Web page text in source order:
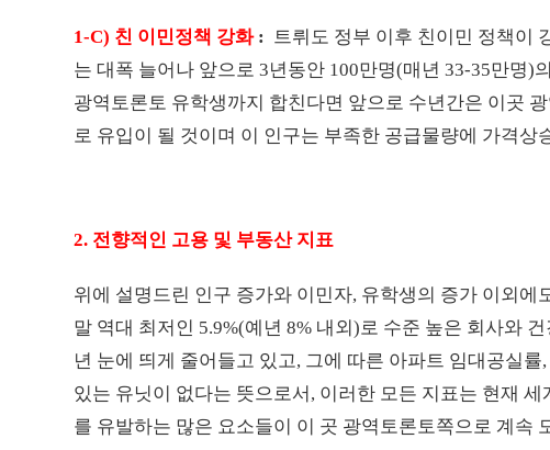
1-C) 친 이민정책 강화:
트뤼도 정부 이후 친이민 정책이
는 대폭 늘어나 앞으로 3년동안 100만명(매년 33-35만명)
광역토론토 유학생까지 합친다면 앞으로 수년간은 이곳
로 유입이 될 것이며 이 인구는 부족한 공급물량에 가격
2. 전향적인 고용 및 부동산 지표
위에 설명드린 인구 증가와 이민자, 유학생의 증가 이외
말 역대 최저인 5.9%(예년 8% 내외)로 수준 높은 회사와
년 눈에 띄게 줄어들고 있고, 그에 따른 아파트 임대공실
있는 유닛이 없다는 뜻으로서, 이러한 모든 지표는 현재
를 유발하는 많은 요소들이 이 곳 광역토론토쪽으로 계속